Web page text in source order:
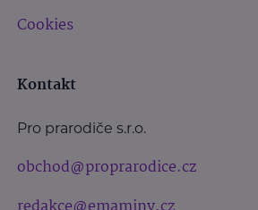
Cookies
Kontakt
Pro prarodiče s.r.o.
obchod@proprarodice.cz